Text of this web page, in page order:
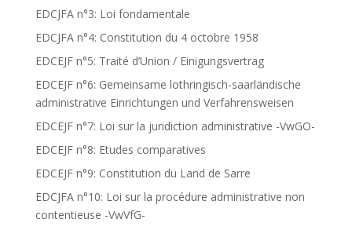
EDCJFA n°3: Loi fondamentale
EDCJFA n°4: Constitution du 4 octobre 1958
EDCEJF n°5: Traité d’Union / Einigungsvertrag
EDCEJF n°6: Gemeinsame lothringisch-saarländische
administrative Einrichtungen und Verfahrensweisen
EDCEJF n°7: Loi sur la juridiction administrative -VwGO-
EDCEJF n°8: Etudes comparatives
EDCEJF n°9: Constitution du Land de Sarre
EDCJFA n°10: Loi sur la procédure administrative non
contentieuse -VwVfG-